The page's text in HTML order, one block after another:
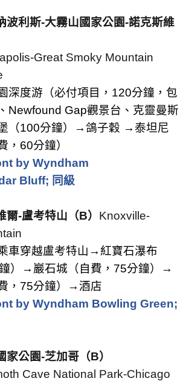
波利斯-大霧山國家公園-諾克斯維
Great Smoky Mountain
深度游（必付項目， 120分鐘，包
Newfound Gap觀景台、克靈曼斯
（100分鐘）→鴿子穀 →泰坦尼
， 60分鐘）
by Wyndham
Bluff; 同級
爾-盧考特山（B） Knoxville-
車穿越盧考特山→紅寶石瀑布
）→巖石城（自費， 75分鐘）→
， 75分鐘）→酒店
by Wyndham Bowling Green;
家公園-芝加哥（B）
Cave National Park-Chicago